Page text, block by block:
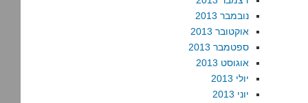
נובמבר 2013
אוקטובר 2013
ספטמבר 2013
אוגוסט 2013
יולי 2013
יוני 2013